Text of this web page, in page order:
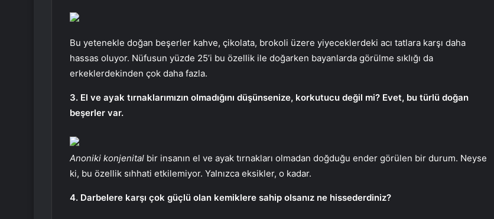
Bu yetenekle doğan beşerler kahve, çikolata, brokoli üzere yiyeceklerdeki acı tatlara karşı daha
hassas oluyor. Nüfusun yüzde 25’i bu özellik ile doğarken bayanlarda görülme sıklığı da
erkeklerdekinden çok daha fazla.
3. El ve ayak tırnaklarımızın olmadığını düşünsenize, korkutucu değil mi? Evet, bu türlü doğan
beşerler var.
Anoniki konjenital bir insanın el ve ayak tırnakları olmadan doğduğu ender görülen bir durum. Neyse
ki, bu özellik sıhhati etkilemiyor. Yalnızca eksikler, o kadar.
4. Darbelere karşı çok güçlü olan kemiklere sahip olsanız ne hissederdiniz?